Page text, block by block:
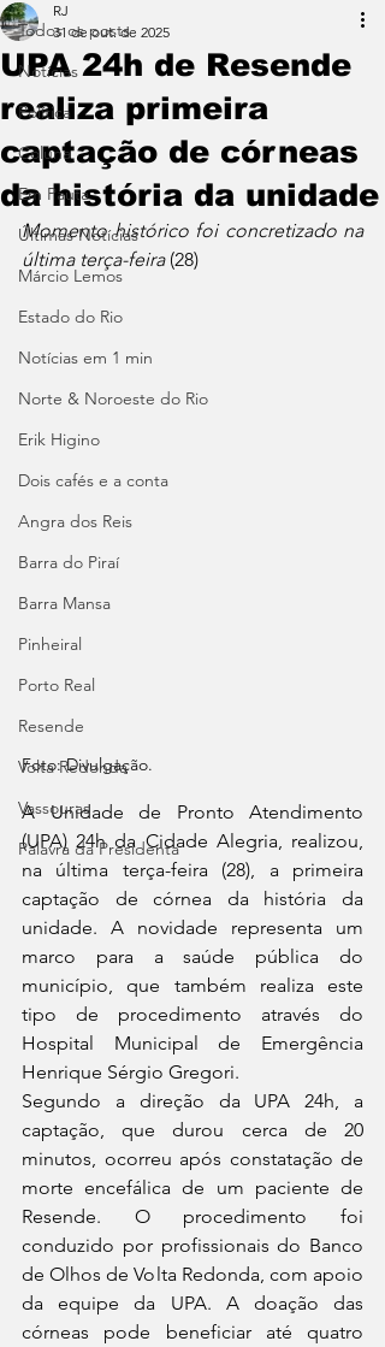
Todos os posts
Notícias
Política
Coluna
Em Pauta
Últimas Notícias
Márcio Lemos
Estado do Rio
Notícias em 1 min
Norte & Noroeste do Rio
Erik Higino
Dois cafés e a conta
Angra dos Reis
Barra do Piraí
Barra Mansa
Pinheiral
Porto Real
Resende
Volta Redonda
Vassouras
Palavra da Presidenta
UPA 24h de Resende
realiza primeira
captação de córneas
da história da unidade
RJ
31 de out. de 2025
Momento histórico foi concretizado na
última terça-feira (28)
Foto: Divulgação.
A Unidade de Pronto Atendimento
(UPA) 24h da Cidade Alegria, realizou,
na última terça-feira (28), a primeira
captação de córnea da história da
unidade. A novidade representa um
marco para a saúde pública do
município, que também realiza este
tipo de procedimento através do
Hospital Municipal de Emergência
Henrique Sérgio Gregori.
Segundo a direção da UPA 24h, a
captação, que durou cerca de 20
minutos, ocorreu após constatação de
morte encefálica de um paciente de
Resende. O procedimento foi
conduzido por profissionais do Banco
de Olhos de Volta Redonda, com apoio
da equipe da UPA. A doação das
córneas pode beneficiar até quatro